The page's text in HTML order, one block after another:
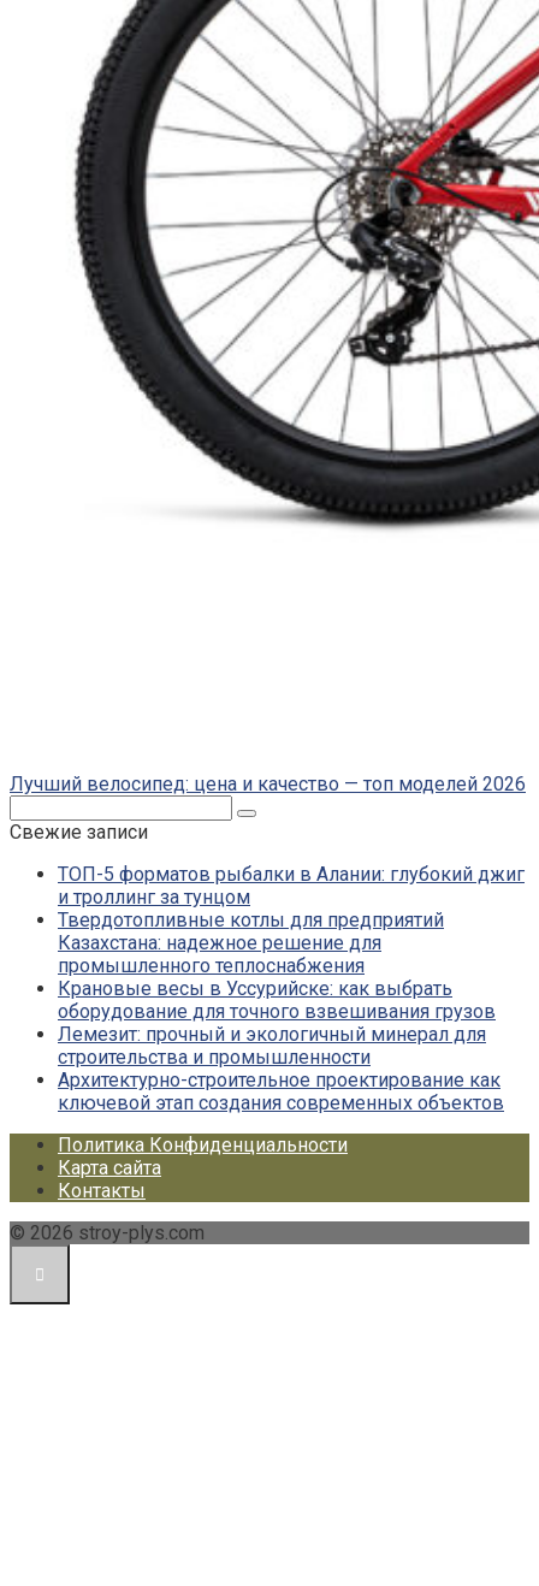
Лучший велосипед: цена и качество — топ моделей 2026
Свежие записи
ТОП-5 форматов рыбалки в Алании: глубокий джиг
и троллинг за тунцом
Твердотопливные котлы для предприятий
Казахстана: надежное решение для
промышленного теплоснабжения
Крановые весы в Уссурийске: как выбрать
оборудование для точного взвешивания грузов
Лемезит: прочный и экологичный минерал для
строительства и промышленности
Архитектурно-строительное проектирование как
ключевой этап создания современных объектов
Политика Конфиденциальности
Карта сайта
Контакты
© 2026 stroy-plys.com